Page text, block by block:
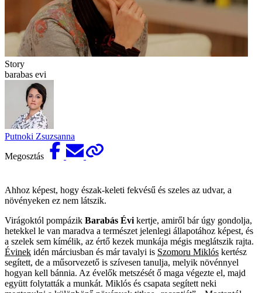
Story
barabas evi
Putnoki Zsuzsanna
Megosztás
Ahhoz képest, hogy észak-keleti fekvésű és szeles az udvar, a
növényeken ez nem látszik.
Virágoktól pompázik Barabás Évi kertje, amiről bár úgy gondolja,
hetekkel le van maradva a természet jelenlegi állapotához képest, és
a szelek sem kímélik, az értő kezek munkája mégis meglátszik rajta.
Évinek idén márciusban és már tavalyi is Szomoru Miklós kertész
segített, de a műsorvezető is szívesen tanulja, melyik növénnyel
hogyan kell bánnia. Az évelők metszését ő maga végezte el, majd
együtt folytatták a munkát. Miklós és csapata segített neki